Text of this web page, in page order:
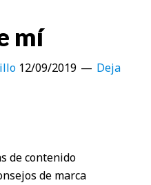
mí
12/09/2019
Deja
de contenido
de marca